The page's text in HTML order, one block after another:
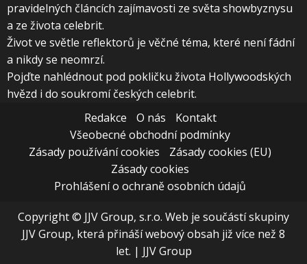
pravidelných článcích zajímavosti ze světa showbyznysu
a ze života celebrit.
Život ve světle reflektorů je věčné téma, které není fádní
a nikdy se neomrzí.
Pojďte nahlédnout pod pokličku života Hollywoodských
hvězd i do soukromí českých celebrit.
Redakce
O nás
Kontakt
Všeobecné obchodní podmínky
Zásady používání cookies
Zásady cookies (EU)
Zásady cookies
Prohlášení o ochraně osobních údajů
Copyright © JJV Group, s.r.o. Web je součástí skupiny
JJV Group, která přináší webový obsah již více než 8
let. | JJV Group